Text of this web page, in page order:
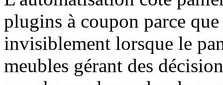
plugins à coupon parce
invisiblement lorsque le
meubles gérant des